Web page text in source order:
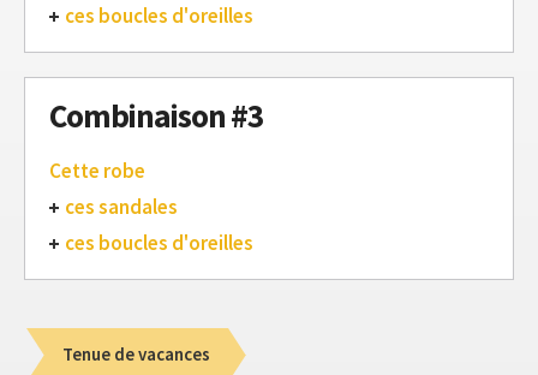
ces boucles d'oreilles
Combinaison #3
Cette robe
ces sandales
ces boucles d'oreilles
Tenue de vacances